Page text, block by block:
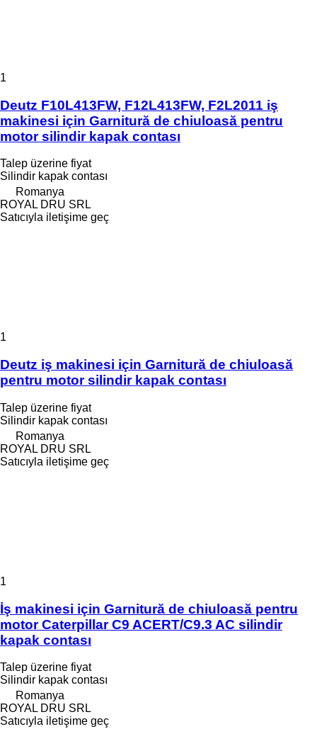
1
Deutz F10L413FW, F12L413FW, F2L2011 iş
makinesi için Garnitură de chiuloasă pentru
motor silindir kapak contası
Talep üzerine fiyat
Silindir kapak contası
Romanya
ROYAL DRU SRL
Satıcıyla iletişime geç
1
Deutz iş makinesi için Garnitură de chiuloasă
pentru motor silindir kapak contası
Talep üzerine fiyat
Silindir kapak contası
Romanya
ROYAL DRU SRL
Satıcıyla iletişime geç
1
İş makinesi için Garnitură de chiuloasă pentru
motor Caterpillar C9 ACERT/C9.3 AC silindir
kapak contası
Talep üzerine fiyat
Silindir kapak contası
Romanya
ROYAL DRU SRL
Satıcıyla iletişime geç